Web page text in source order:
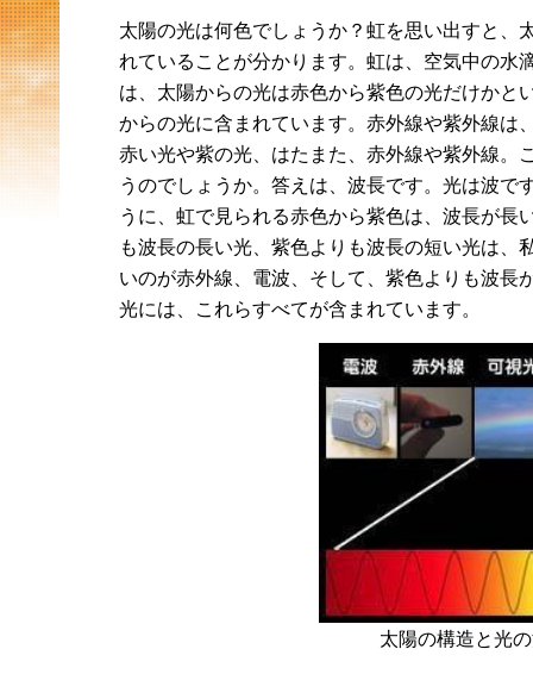
太陽の光は何色でしょうか？虹を思い出すと、
れていることが分かります。虹は、空気中の水
は、太陽からの光は赤色から紫色の光だけかと
からの光に含まれています。赤外線や紫外線は
赤い光や紫の光、はたまた、赤外線や紫外線。
うのでしょうか。答えは、波長です。光は波
うに、虹で見られる赤色から紫色は、波長が
も波長の長い光、紫色よりも波長の短い光は
いのが赤外線、電波、そして、紫色よりも波長
光には、これらすべてが含まれています。
太陽の構造と光